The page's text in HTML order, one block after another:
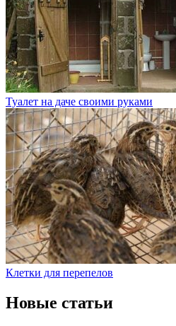
Туалет на даче своими руками
Клетки для перепелов
Новые статьи